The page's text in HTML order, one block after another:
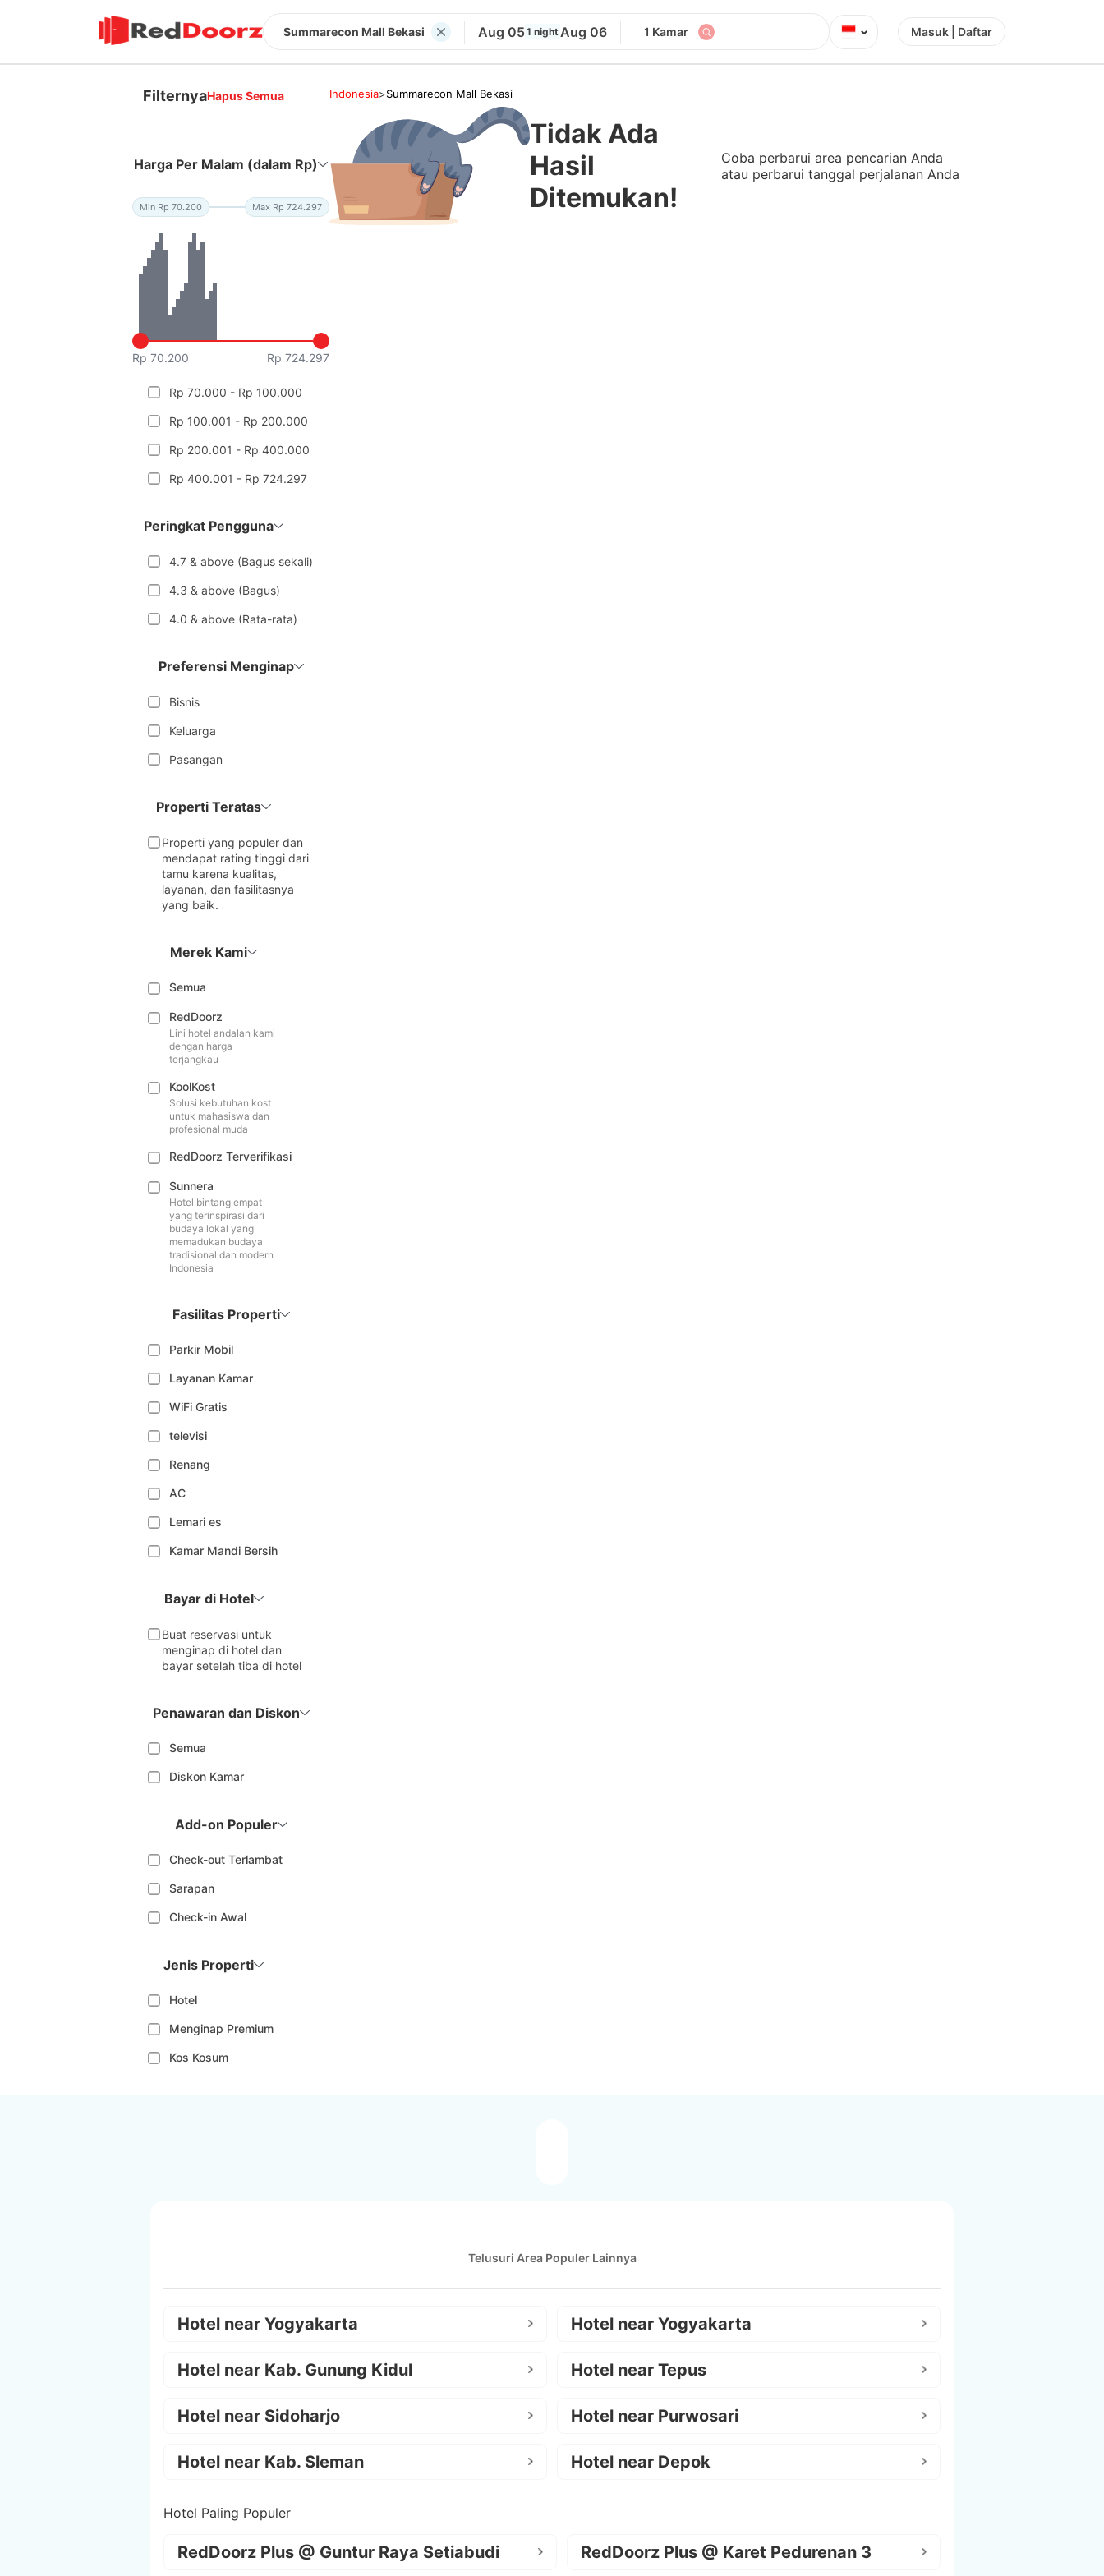
Summarecon Mall Bekasi Aug 051 night Aug 06 1 Kamar ⌄ Masuk | Daftar
FilternyaHapus Semua
Harga Per Malam (dalam Rp)
Min Rp 70.200 Max Rp 724.297
Rp 70.200 Rp 724.297
Rp 70.000 - Rp 100.000
Rp 100.001 - Rp 200.000
Rp 200.001 - Rp 400.000
Rp 400.001 - Rp 724.297
Peringkat Pengguna
4.7 & above (Bagus sekali)
4.3 & above (Bagus)
4.0 & above (Rata-rata)
Preferensi Menginap
Bisnis
Keluarga
Pasangan
Properti Teratas
Properti yang populer dan
mendapat rating tinggi dari
tamu karena kualitas,
layanan, dan fasilitasnya
yang baik.
Merek Kami
Semua
RedDoorz
Lini hotel andalan kami
dengan harga
terjangkau
KoolKost
Solusi kebutuhan kost
untuk mahasiswa dan
profesional muda
RedDoorz Terverifikasi
Sunnera
Hotel bintang empat
yang terinspirasi dari
budaya lokal yang
memadukan budaya
tradisional dan modern
Indonesia
Fasilitas Properti
Parkir Mobil
Layanan Kamar
WiFi Gratis
televisi
Renang
AC
Lemari es
Kamar Mandi Bersih
Bayar di Hotel
Buat reservasi untuk
menginap di hotel dan
bayar setelah tiba di hotel
Penawaran dan Diskon
Semua
Diskon Kamar
Add-on Populer
Check-out Terlambat
Sarapan
Check-in Awal
Jenis Properti
Hotel
Menginap Premium
Kos Kosum
Indonesia>Summarecon Mall Bekasi
Tidak Ada
Hasil
Ditemukan!
Coba perbarui area pencarian Anda
atau perbarui tanggal perjalanan Anda
Telusuri Area Populer Lainnya
Hotel near Yogyakarta Hotel near Yogyakarta
Hotel near Kab. Gunung Kidul Hotel near Tepus
Hotel near Sidoharjo Hotel near Purwosari
Hotel near Kab. Sleman Hotel near Depok
Hotel Paling Populer
RedDoorz Plus @ Guntur Raya Setiabudi RedDoorz Plus @ Karet Pedurenan 3